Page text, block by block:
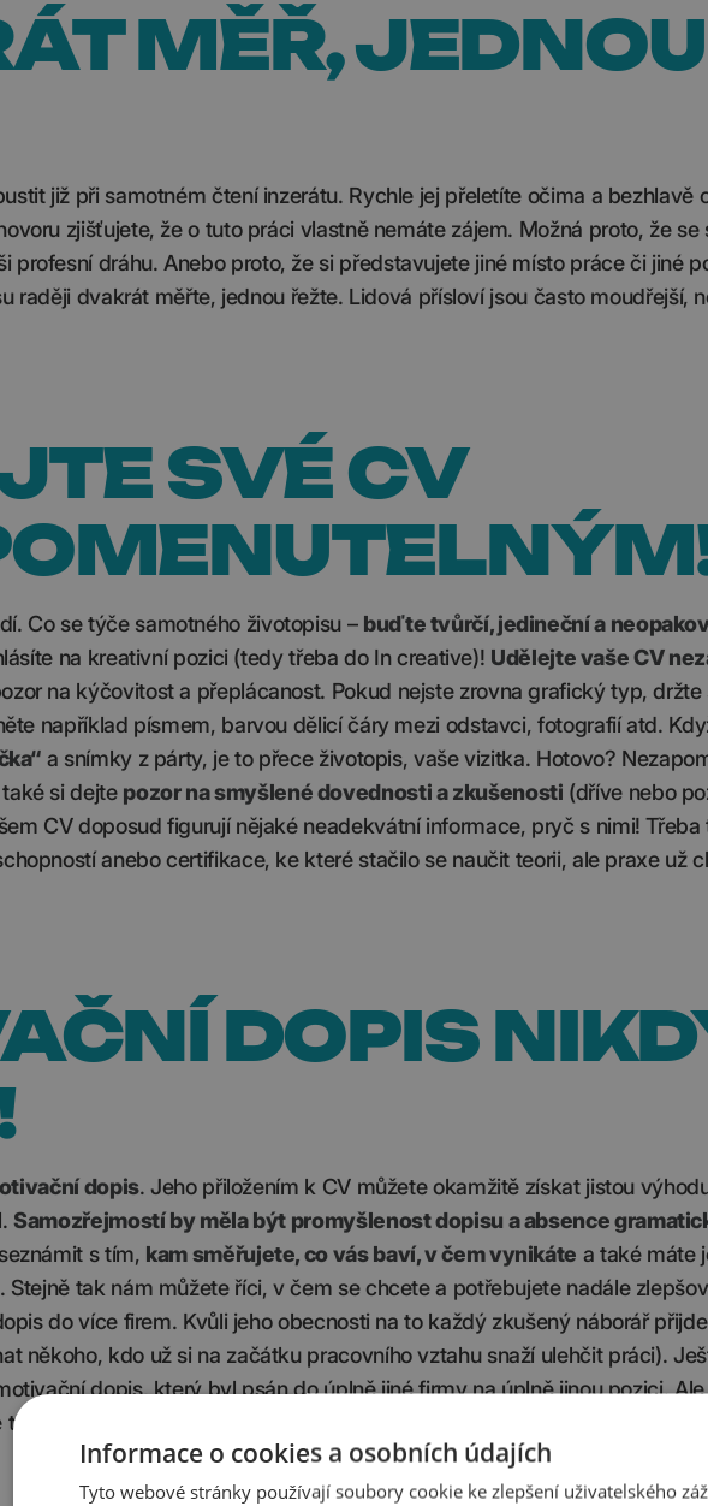
MĚŘ, JEDNOU
již při samotném čtení inzerátu. Rychle jej přeletíte očima a bezhlavě
zjišťujete, že o tuto práci vlastně nemáte zájem. Možná proto, že
profesní dráhu. Anebo proto, že si představujete jiné místo práce či jiné
raději dvakrát měřte, jednou řežte. Lidová přísloví jsou často moudřejší,
SVÉ CV
Co se týče samotného životopisu – buďte tvůrčí, jedineční a
na kreativní pozici (tedy třeba do In creative)! Udělejte vaše CV
na kýčovitost a přeplácanost. Pokud nejste zrovna grafický typ, držte
například písmem, barvou dělicí čáry mezi odstavci, fotografií atd.
a snímky z párty, je to přece životopis, vaše vizitka. Hotovo?
si dejte pozor na smyšlené dovednosti a zkušenosti (dříve nebo
CV doposud figurují nějaké neadekvátní informace, pryč s nimi!
anebo certifikace, ke které stačilo se naučit teorii, ale praxe už
DOPIS
dopis. Jeho přiložením k CV můžete okamžitě získat jistou
Samozřejmostí by měla být promyšlenost dopisu a absence
s tím, kam směřujete, co vás baví, v čem vynikáte a také máte
. Stejně tak nám můžete říci, v čem se chcete a potřebujete nadále
do více firem. Kvůli jeho obecnosti na to každý zkušený náborář
někoho, kdo už si na začátku pracovního vztahu snaží ulehčit práci).
dopis, který byl psán do úplně jiné firmy na úplně jinou pozici.
špatně.
Informace o cookies a osobních údajích
Tyto webové stránky používají soubory cookie ke zlepšení uživatelského